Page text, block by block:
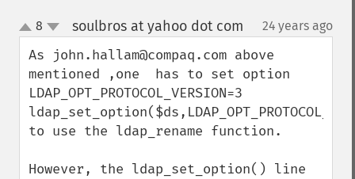
up
down
8 soulbros at yahoo dot com 24 years ago
As john.hallam@compaq.com above
mentioned ,one  has to set option
LDAP_OPT_PROTOCOL_VERSION=3
to use the ldap_rename function.
However, the ldap_set_option() line